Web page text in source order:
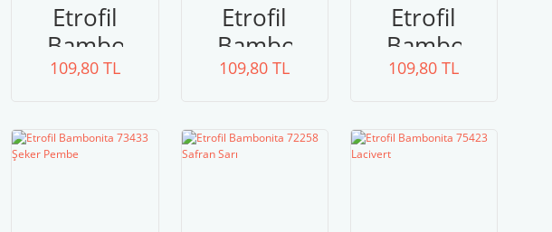
Etrofil
Bambonita
72256
109,80 TL
Etrofil
Bambonita
73407
Rengi
109,80 TL
Etrofil
Bambonita
73429
Pembe
109,80 TL